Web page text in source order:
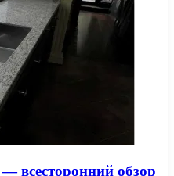
всесторонний обзор